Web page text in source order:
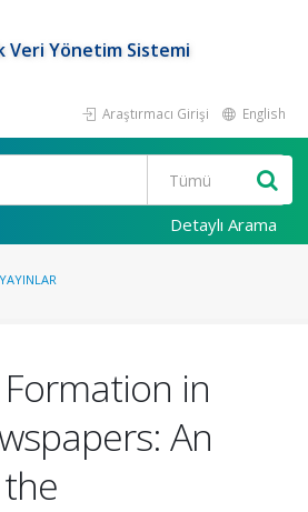
Veri Yönetim Sistemi
Araştırmacı Girişi English
Detaylı Arama
in
An